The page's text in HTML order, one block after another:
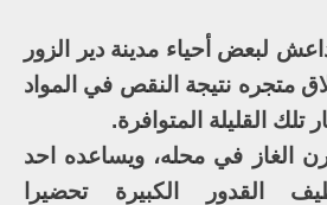
لبعض أحياء مدينة دير الزور
متجره نتيجة النقص في المواد
تلك القليلة المتوافرة.
الغاز في محله، ويساعده احد
القدور الكبيرة تحضيرا